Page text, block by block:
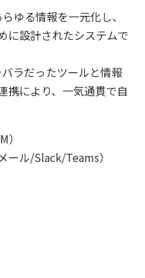
ゆる情報を一元化し、
に設計されたシステムで
バラだったツールと情報
携により、一気通貫で自
ール/Slack/Teams）